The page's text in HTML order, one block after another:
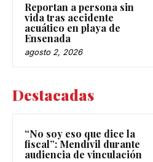
Reportan a persona sin
vida tras accidente
acuático en playa de
Ensenada
agosto 2, 2026
Destacadas
“No soy eso que dice la
fiscal”: Mendívil durante
audiencia de vinculación